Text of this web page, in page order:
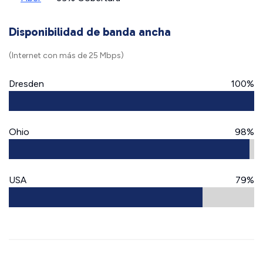
Disponibilidad de banda ancha
(Internet con más de 25 Mbps)
Dresden 100%
Ohio 98%
USA 79%